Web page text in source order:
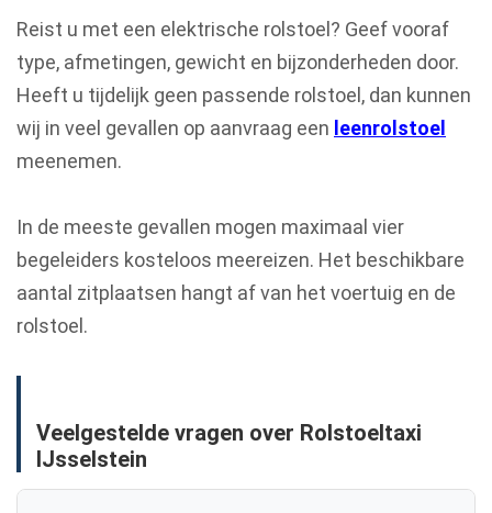
Reist u met een elektrische rolstoel? Geef vooraf
type, afmetingen, gewicht en bijzonderheden door.
Heeft u tijdelijk geen passende rolstoel, dan kunnen
wij in veel gevallen op aanvraag een leenrolstoel
meenemen.
In de meeste gevallen mogen maximaal vier
begeleiders kosteloos meereizen. Het beschikbare
aantal zitplaatsen hangt af van het voertuig en de
rolstoel.
Veelgestelde vragen over Rolstoeltaxi
IJsselstein